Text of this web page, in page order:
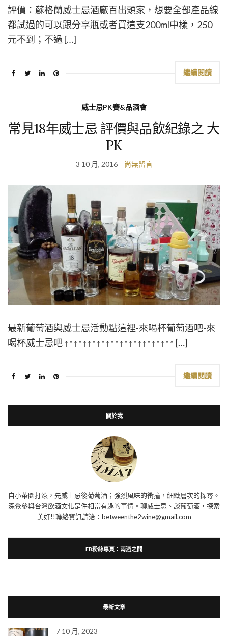
評價：蘇格蘭威士忌酒廠百出頭家，想要全部產品線
都試過的可以跟分享瓶或者買這支200ml中樣，250
元不到；不過 […]
繼續閱讀
威士忌PK賽&品酒會
常見18年威士忌 評價與品飲紀錄之 大
PK
3 10 月, 2016 尚無留言
最新葡萄酒與威士忌活動點這裡-來喝杯葡萄酒吧-來
喝杯威士忌吧 ↑↑↑↑↑↑↑↑↑↑↑↑↑↑↑↑↑↑↑↑↑↑↑↑ […]
繼續閱讀
關於我
自小茶園打滾，先威士忌後葡萄酒；強烈風味的衝撞，細緻層次的探尋。
深覺參與台灣飲酒文化是件相當有趣的事情。聊威士忌、談葡萄酒，探索
美好!!聯絡資訊請洽：betweenthe2wine@gmail.com
FB粉絲專頁：兩酒之間
最新文章
7 10 月, 2023